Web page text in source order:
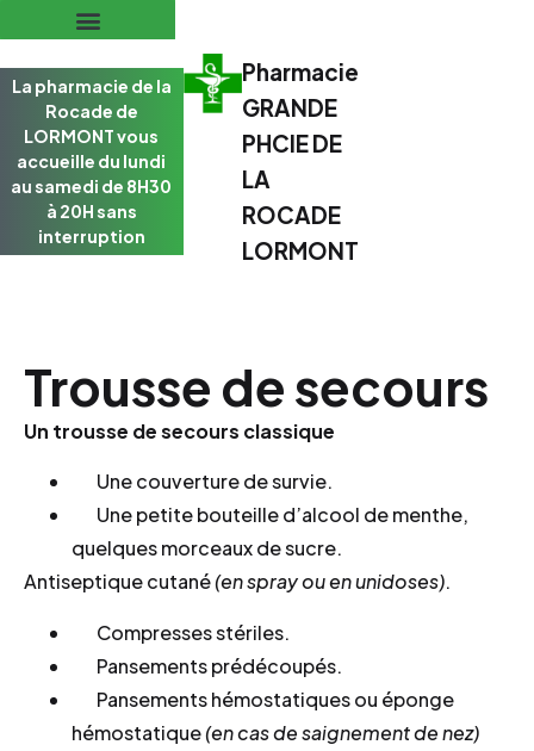
La pharmacie de la
Rocade de
LORMONT vous
accueille du lundi
au samedi de 8H30
à 20H sans
interruption
Pharmacie
GRANDE
PHCIE DE
LA
ROCADE
LORMONT
Trousse de secours
Un trousse de secours classique
Une couverture de survie.
Une petite bouteille d’alcool de menthe,
quelques morceaux de sucre.
Antiseptique cutané(en spray ou en unidoses).
Compresses stériles.
Pansements prédécoupés.
Pansements hémostatiques ou éponge
hémostatique(en cas de saignement de nez)